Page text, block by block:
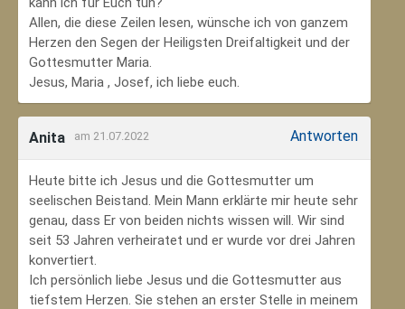
Allen, die diese Zeilen lesen, wünsche ich von ganzem
Herzen den Segen der Heiligsten Dreifaltigkeit und der
Gottesmutter Maria.
Jesus, Maria , Josef, ich liebe euch.
Anita am 21.07.2022 Antworten
Heute bitte ich Jesus und die Gottesmutter um
seelischen Beistand. Mein Mann erklärte mir heute sehr
genau, dass Er von beiden nichts wissen will. Wir sind
seit 53 Jahren verheiratet und er wurde vor drei Jahren
konvertiert.
Ich persönlich liebe Jesus und die Gottesmutter aus
tiefstem Herzen. Sie stehen an erster Stelle in meinem